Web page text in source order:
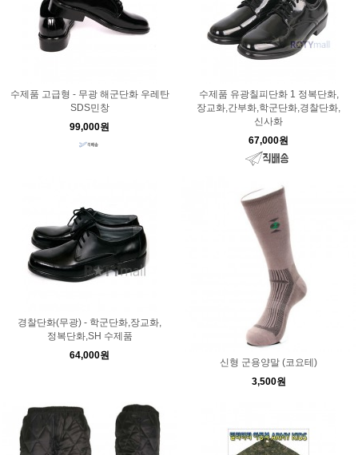
수제품 고급형 - 무광 해군단화 우레탄
SDS민창
99,000원
수제품 유광칠피단화 1 정복단화,
장교화,간부화,학군단화,경찰단화,
신사화
67,000원
경찰단화(무광) - 학군단화,장교화,
정복단화,SH 수제품
64,000원
신형 군용양말 (코요테)
3,500원